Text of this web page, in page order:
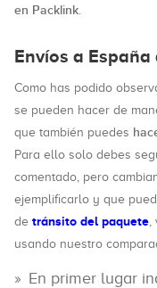
en Packlink.
Envíos a
Como has podido
se pueden hacer de
que también puedes
Para ello solo debes
comentado, pero
ejemplificarlo y que
de tránsito del paquete,
usando nuestro
En primer lugar